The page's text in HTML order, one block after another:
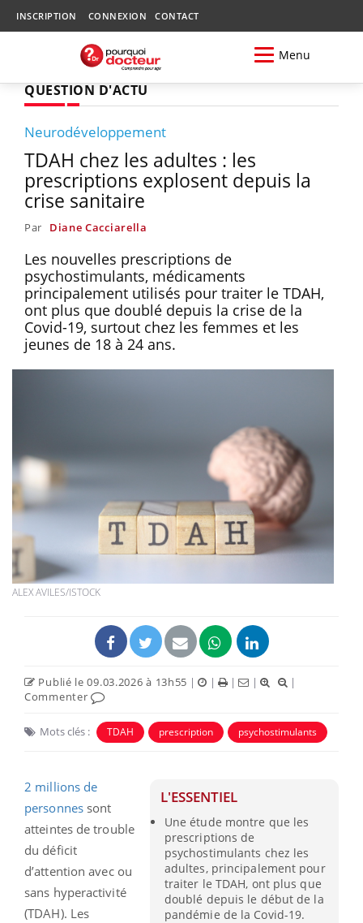
INSCRIPTION CONNEXION CONTACT
Menu
QUESTION D'ACTU
Neurodéveloppement
TDAH chez les adultes : les
prescriptions explosent depuis la
crise sanitaire
Par Diane Cacciarella
Les nouvelles prescriptions de
psychostimulants, médicaments
principalement utilisés pour traiter le TDAH,
ont plus que doublé depuis la crise de la
Covid-19, surtout chez les femmes et les
jeunes de 18 à 24 ans.
ALEX AVILES/ISTOCK
Publié le 09.03.2026 à 13h55 | | | |
|
Commenter
Mots clés : TDAH prescription psychostimulants
L'ESSENTIEL
Une étude montre que les
prescriptions de
psychostimulants chez les
adultes, principalement pour
traiter le TDAH, ont plus que
doublé depuis le début de la
pandémie de la Covid-19.
2 millions de
personnessont
atteintes de trouble
du déficit
d’attention avec ou
sans hyperactivité
(TDAH). Les